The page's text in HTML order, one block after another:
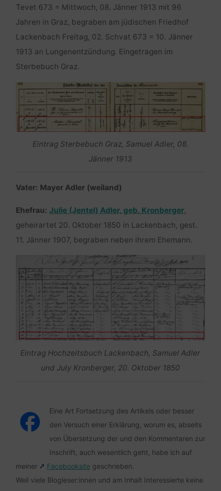
Tevet 673 = Mittwoch, 08. Jänner 1913 mit 96
Jahren in Graz, begraben am jüdischen Friedhof
Lackenbach Freitag, 02. Schvat 673 = 10. Jänner
1913 an Lungenentzündung. Eingetragen im
Sterbebuch Graz.
Eintrag Sterbebuch Graz, Samuel Adler, 08.
Jänner 1913
Vater: Mayer Adler (weiland)
Ehefrau: Julie (Jentel) Adler, geb. Kronberger,
geheirartet 20. Oktober 1850 in Lackenbach, gest.
11. Jänner 1907, begraben neben ihrem Ehemann.
Eintrag Hochzeitsbuch Lackenbach, Samuel Adler
und July Kronberger, 20. Oktober 1850
Eine Art Fortsetzung des Artikels oder besser
den Versuch einer Erklärung, worum es, abseits
von Übersetzung der und den Kommentaren zur
Inschrift, auch wesentlich geht, habe ich auf
meiner
Facebooksite geschrieben.
Weil viele Blogleser:innen und am Inhalt Interessierte keine